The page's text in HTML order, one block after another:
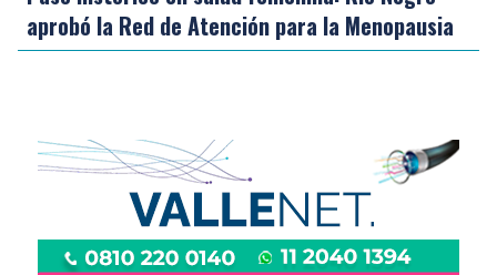
aprobó la Red de Atención para la Menopausia